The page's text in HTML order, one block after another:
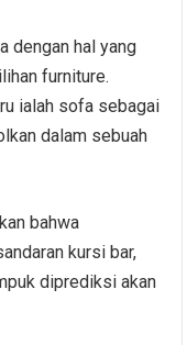
dengan hal yang
furniture.
ialah sofa sebagai
dalam sebuah
bahwa
kursi bar,
diprediksi akan